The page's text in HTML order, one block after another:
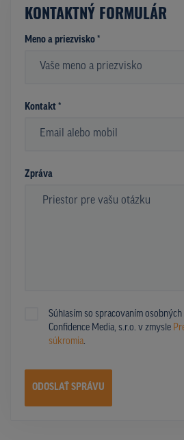
KONTAKTNÝ FORMULÁR
Meno a priezvisko *
Kontakt *
Zpráva
Súhlasím so spracovaním
Confidence Media, s.r.o. v zmysle
súkromia.
ODOSLAŤ SPRÁVU